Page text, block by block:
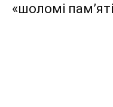
«шоломі